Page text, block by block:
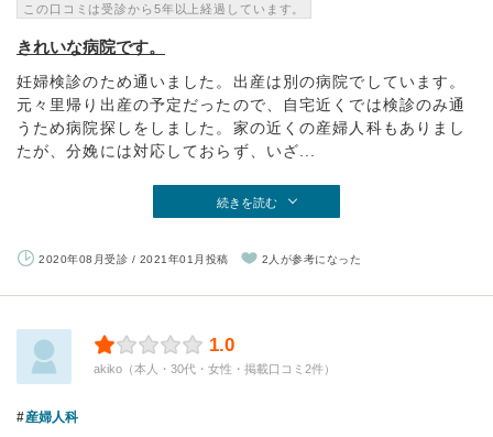
この口コミは受診から5年以上経過しています。
きれいな病院です。
妊婦検診のため通いました。出産は別の病院でしています。
元々里帰り出産の予定だったので、自宅近くでは検診のみ通
うため病院探しをしました。家の近くの産婦人科もありまし
たが、分娩には対応しておらず、いざ...
続きを読む
2020年08月受診 / 2021年01月投稿 2人が参考になった
1.0
akiko（本人・30代・女性・掲載口コミ2件）
産婦人科